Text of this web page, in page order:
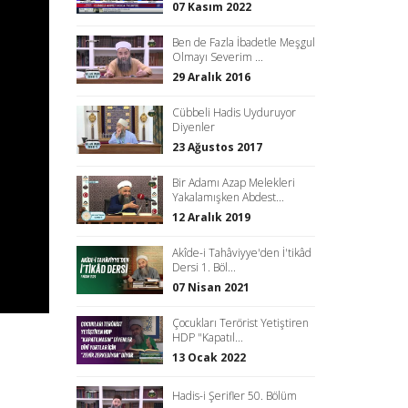
07 Kasım 2022
Ben de Fazla İbadetle Meşgul
Olmayı Severim ...
29 Aralık 2016
Cübbeli Hadis Uyduruyor
Diyenler
23 Ağustos 2017
Bir Adamı Azap Melekleri
Yakalamışken Abdest...
12 Aralık 2019
Akîde-i Tahâviyye'den İ'tikâd
Dersi 1. Böl...
07 Nisan 2021
Çocukları Terörist Yetiştiren
HDP "Kapatıl...
13 Ocak 2022
Hadis-i Şerifler 50. Bölüm